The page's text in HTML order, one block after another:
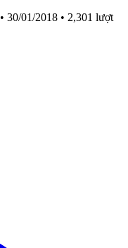
• 30/01/2018 • 2,301 lượt